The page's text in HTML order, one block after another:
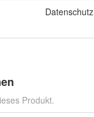
Datenschutz
Produkt.